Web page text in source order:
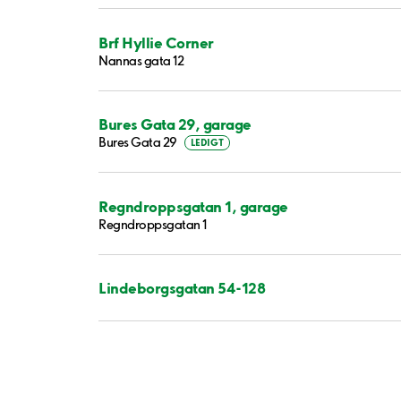
Brf Hyllie Corner
Nannas gata 12
Bures Gata 29, garage
Bures Gata 29 LEDIGT
Regndroppsgatan 1, garage
Regndroppsgatan 1
Lindeborgsgatan 54-128